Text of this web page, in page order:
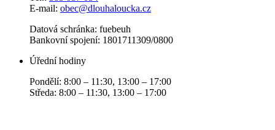
E-mail: obec@dlouhaloucka.cz
Datová schránka: fuebeuh
Bankovní spojení: 1801711309/0800
Úřední hodiny
Pondělí: 8:00 – 11:30, 13:00 – 17:00
Středa: 8:00 – 11:30, 13:00 – 17:00